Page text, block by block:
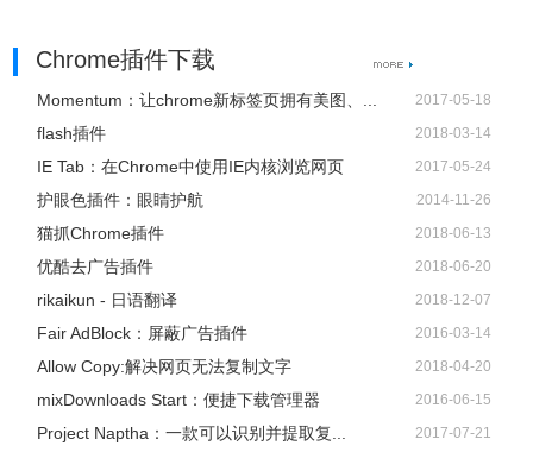
Chrome插件下载
Momentum：让chrome新标签页拥有美图、... 2017-05-18
flash插件 2018-03-14
IE Tab：在Chrome中使用IE内核浏览网页 2017-05-24
护眼色插件：眼睛护航 2014-11-26
猫抓Chrome插件 2018-06-13
优酷去广告插件 2018-06-20
rikaikun - 日语翻译 2018-12-07
Fair AdBlock：屏蔽广告插件 2016-03-14
Allow Copy:解决网页无法复制文字 2018-04-20
mixDownloads Start：便捷下载管理器 2016-06-15
Project Naptha：一款可以识别并提取复... 2017-07-21